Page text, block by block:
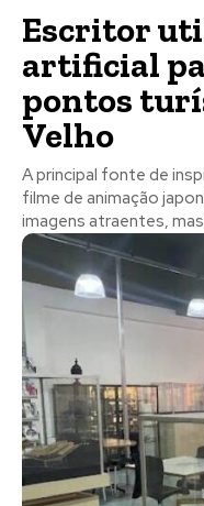
Escritor
artificial
pontos
Velho
A principal fonte de
filme de animação
imagens atraentes,